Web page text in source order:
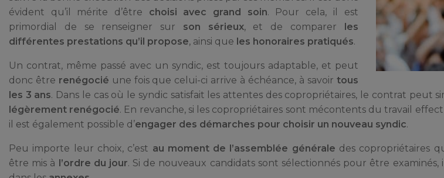
évident qu’il mérite d’être choisi avec grand soin. Pour cela, il est
primordial de se renseigner sur son sérieux, et de comparer les
différentes prestations qu’il propose, ainsi que les honoraires pratiqués.
Un contrat, même passé avec un syndic, est toujours adaptable, et peut
donc être renégocié une fois que celui-ci arrive à échéance, à savoir tous
les 3 ans. Dans le cas où le syndic satisfait les attentes des copropriétaires, le contrat peut
légèrement renégocié. En revanche, si les copropriétaires sont mécontents du travail
il est également possible d’engager des démarches pour choisir un nouveau syndic.
Peu importe leur choix, c’est au moment de l’assemblée générale des copropriétaires
être mis à l’ordre du jour. Si de nouveaux candidats sont sélectionnés pour être